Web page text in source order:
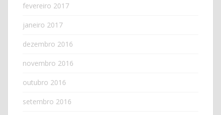
fevereiro 2017
janeiro 2017
dezembro 2016
novembro 2016
outubro 2016
setembro 2016